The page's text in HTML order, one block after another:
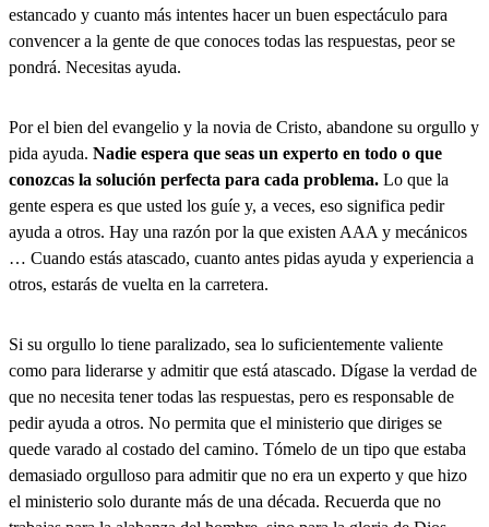
estancado y cuanto más intentes hacer un buen espectáculo para
convencer a la gente de que conoces todas las respuestas, peor se
pondrá. Necesitas ayuda.
Por el bien del evangelio y la novia de Cristo, abandone su orgullo y
pida ayuda. Nadie espera que seas un experto en todo o que
conozcas la solución perfecta para cada problema. Lo que la
gente espera es que usted los guíe y, a veces, eso significa pedir
ayuda a otros. Hay una razón por la que existen AAA y mecánicos
… Cuando estás atascado, cuanto antes pidas ayuda y experiencia a
otros, estarás de vuelta en la carretera.
Si su orgullo lo tiene paralizado, sea lo suficientemente valiente
como para liderarse y admitir que está atascado. Dígase la verdad de
que no necesita tener todas las respuestas, pero es responsable de
pedir ayuda a otros. No permita que el ministerio que diriges se
quede varado al costado del camino. Tómelo de un tipo que estaba
demasiado orgulloso para admitir que no era un experto y que hizo
el ministerio solo durante más de una década. Recuerda que no